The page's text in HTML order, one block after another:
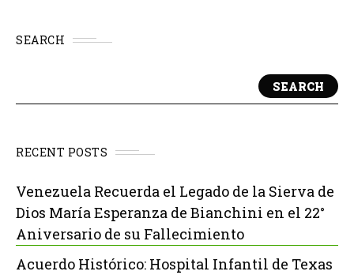
SEARCH
SEARCH
RECENT POSTS
Venezuela Recuerda el Legado de la Sierva de
Dios María Esperanza de Bianchini en el 22°
Aniversario de su Fallecimiento
Acuerdo Histórico: Hospital Infantil de Texas